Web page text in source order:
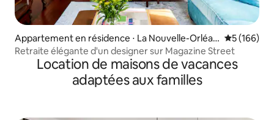
Appartement en résidence ⋅ La Nouvelle-Orléan
s
Évaluation
5 (166)
Retraite élégante d'un designer sur Magazine Street
Location de maisons de vacances
adaptées aux familles